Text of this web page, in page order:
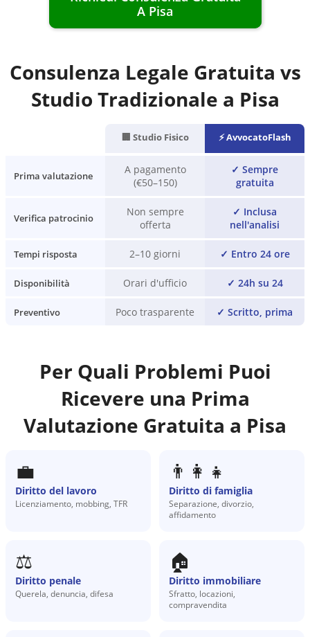
A Pisa
Consulenza Legale Gratuita vs
Studio Tradizionale a Pisa
🏢 Studio Fisico ⚡ AvvocatoFlash
Prima valutazione
A pagamento
(€50–150)
✓ Sempre
gratuita
Verifica patrocinio
Non sempre
offerta
✓ Inclusa
nell'analisi
Tempi risposta 2–10 giorni ✓ Entro 24 ore
Disponibilità Orari d'ufficio ✓ 24h su 24
Preventivo Poco trasparente ✓ Scritto, prima
Per Quali Problemi Puoi
Ricevere una Prima
Valutazione Gratuita a Pisa
💼
Diritto del lavoro
Licenziamento, mobbing, TFR
👨‍👩‍👧
Diritto di famiglia
Separazione, divorzio,
affidamento
⚖️
Diritto penale
Querela, denuncia, difesa
🏠
Diritto immobiliare
Sfratto, locazioni,
compravendita